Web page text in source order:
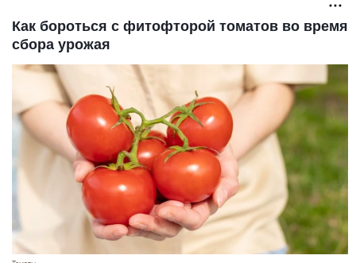
Как бороться с фитофторой томатов во время
сбора урожая